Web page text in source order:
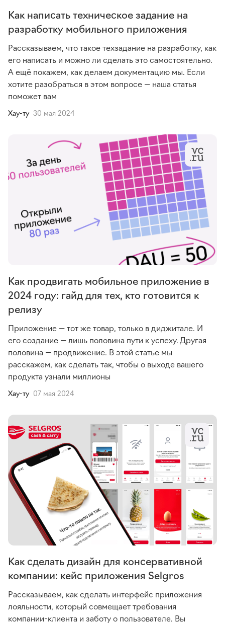
Как написать техническое задание на
разработку мобильного приложения
Рассказываем, что такое техзадание на разработку, как
его написать и можно ли сделать это самостоятельно.
А ещё покажем, как делаем документацию мы. Если
хотите разобраться в этом вопросе — наша статья
поможет вам
Хау-ту 30 мая 2024
Как продвигать мобильное приложение в
2024 году: гайд для тех, кто готовится к
релизу
Приложение — тот же товар, только в диджитале. И
его создание — лишь половина пути к успеху. Другая
половина — продвижение. В этой статье мы
расскажем, как сделать так, чтобы о выходе вашего
продукта узнали миллионы
Хау-ту 07 мая 2024
Как сделать дизайн для консервативной
компании: кейс приложения Selgros
Рассказываем, как сделать интерфейс приложения
лояльности, который совмещает требования
компании-клиента и заботу о пользователе. Вы